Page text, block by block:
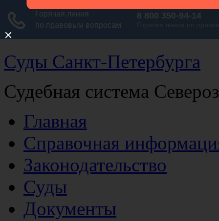
Суды Санкт-Петербурга
Судебная система
Главная
Справочная
Законодательство
Суды
Документы